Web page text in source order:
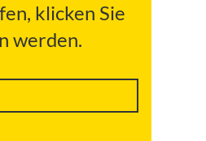
klicken Sie
werden.